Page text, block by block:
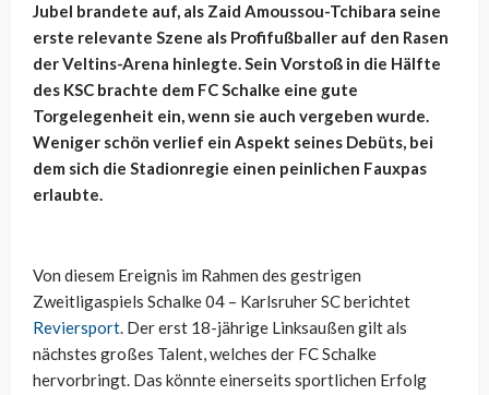
Jubel brandete auf, als Zaid Amoussou-Tchibara seine
erste relevante Szene als Profifußballer auf den Rasen
der Veltins-Arena hinlegte. Sein Vorstoß in die Hälfte
des KSC brachte dem FC Schalke eine gute
Torgelegenheit ein, wenn sie auch vergeben wurde.
Weniger schön verlief ein Aspekt seines Debüts, bei
dem sich die Stadionregie einen peinlichen Fauxpas
erlaubte.
Von diesem Ereignis im Rahmen des gestrigen
Zweitligaspiels Schalke 04 – Karlsruher SC berichtet
Reviersport. Der erst 18-jährige Linksaußen gilt als
nächstes großes Talent, welches der FC Schalke
hervorbringt. Das könnte einerseits sportlichen Erfolg